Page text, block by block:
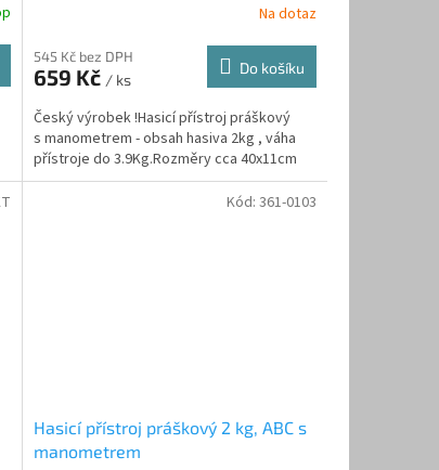
Na dotaz
545 Kč bez DPH
659 Kč / ks
Do košíku
Český výrobek !Hasicí přístroj práškový
s manometrem - obsah hasiva 2kg , váha
přístroje do 3.9Kg.Rozměry cca 40x11cm
Hasicí přístroj práškový 2 kg, ABC s
manometrem
Kód: 361-0103